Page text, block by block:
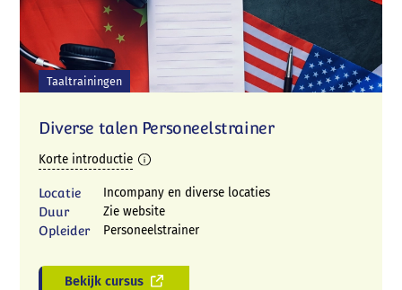
Taaltrainingen
Diverse talen Personeelstrainer
Korte introductie
Locatie
Incompany en diverse locaties
Duur
Zie website
Opleider
Personeelstrainer
Bekijk cursus